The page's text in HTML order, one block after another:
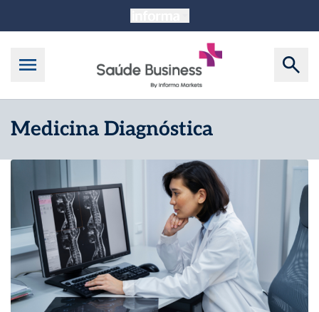
Medicina Diagnóstica